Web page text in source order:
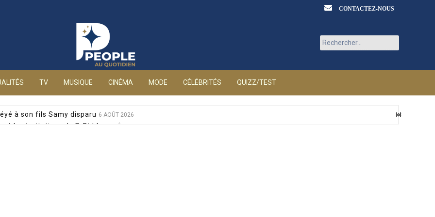
CONTACTEZ-NOUS
People au quotidien
Rechercher :
TV MUSIQUE CINÉMA MODE CÉLÉBRITÉS QUIZZ/TEST
à son fils Samy disparu 6 AOÛT 2026
les invitations de P. Diddy